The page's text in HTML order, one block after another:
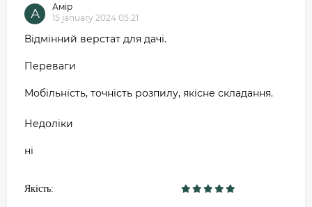
А
Амір
15 january 2024 05:21
Відмінний верстат для дачі.
Переваги
Мобільність, точність розпилу, якісне складання.
Недоліки
ні
Якість: